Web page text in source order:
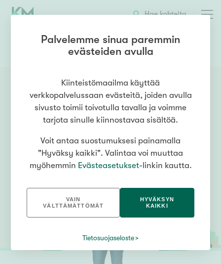
Hae kohteita
0505163639 OTA YHTEYTTÄ
Palvelemme sinua paremmin
evästeiden avulla
Kiinteistömaailma käyttää
verkkopalvelussaan evästeitä, joiden avulla
sivusto toimii toivotulla tavalla ja voimme
tarjota sinulle kiinnostavaa sisältöä.
Voit antaa suostumuksesi painamalla
"Hyväksy kaikki". Valintaa voi muuttaa
myöhemmin Evästeasetukset-linkin kautta.
VAIN
VÄLTTÄMÄTTÖMÄT
HYVÄKSYN
KAIKKI
Tietosuojaseloste